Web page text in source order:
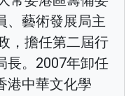
、藝術發展局主
，擔任第二屆行
長。2007年卸任
港中華文化學